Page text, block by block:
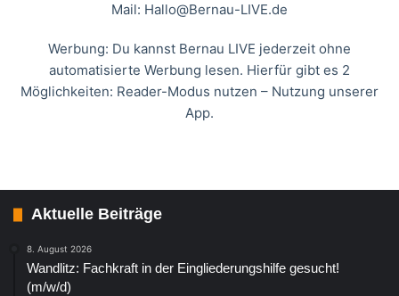
Mail: Hallo@Bernau-LIVE.de
Werbung: Du kannst Bernau LIVE jederzeit ohne
automatisierte Werbung lesen. Hierfür gibt es 2
Möglichkeiten: Reader-Modus nutzen – Nutzung unserer
App.
Aktuelle Beiträge
8. August 2026
Wandlitz: Fachkraft in der Eingliederungshilfe gesucht!
(m/w/d)